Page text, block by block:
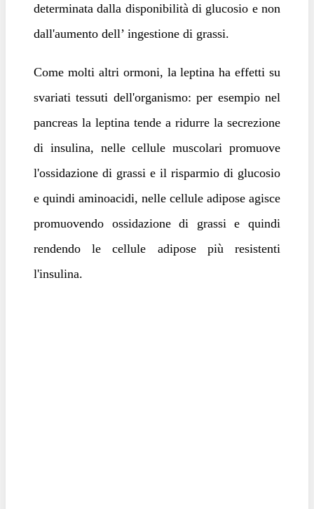
determinata dalla disponibilità di glucosio e non
dall'aumento dell’ ingestione di grassi.
Come molti altri ormoni, la leptina ha effetti su
svariati tessuti dell'organismo: per esempio nel
pancreas la leptina tende a ridurre la secrezione
di insulina, nelle cellule muscolari promuove
l'ossidazione di grassi e il risparmio di glucosio
e quindi aminoacidi, nelle cellule adipose agisce
promuovendo ossidazione di grassi e quindi
rendendo le cellule adipose più resistenti
l'insulina.